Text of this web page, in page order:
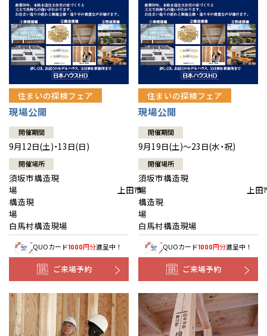
住まいの探検フェア
現場公開
開催期間
9月12日(土)・13日(日)
開催場所
須坂市構造現
場 上田市
構造現
場
白馬村構造現場
QUOカード1000円分進呈中！
ご来場予約
住まいの探検フェア
現場公開
開催期間
9月19日(土)～23日(水・祝)
開催場所
須坂市構造現
場 上田
構造現
白馬村構造現場
QUOカード1000円分進呈中！
ご来場予約